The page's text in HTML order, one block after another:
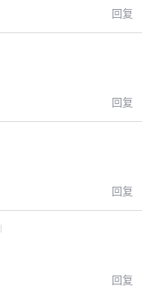
回复
回复
回复
回复